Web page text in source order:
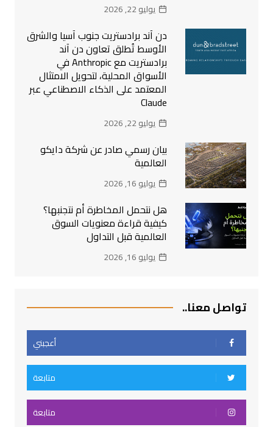
يوليو 22, 2026
دن آند برادستريت جنوب آسيا والشرق
الأوسط تُطلق تعاون دن آند
برادستريت مع Anthropic في
الأسواق المحلية، لتحويل الامتثال
المعتمد على الذكاء الاصطناعي عبر
Claude
يوليو 22, 2026
بيان رسمي صادر عن شركة دايكو
العالمية
يوليو 16, 2026
هل نتحمل المخاطرة أم نتجنبها؟
كيفية قراءة معنويات السوق
العالمية قبل التداول
يوليو 16, 2026
تواصل معنا..
أعجبني
متابعة
متابعة